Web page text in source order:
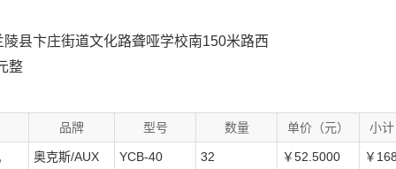
县卞庄街道文化路聋哑学校南150米路西
整
品牌 型号 数量 单价（元） 小计
奥克斯/AUX YCB-40 32 ￥52.5000 ￥